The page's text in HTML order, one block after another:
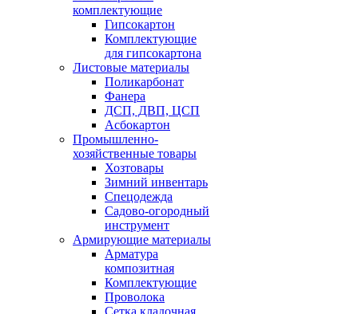
комплектующие
Гипсокартон
Комплектующие
для гипсокартона
Листовые материалы
Поликарбонат
Фанера
ДСП, ДВП, ЦСП
Асбокартон
Промышленно-
хозяйственные товары
Хозтовары
Зимний инвентарь
Спецодежда
Садово-огородный
инструмент
Армирующие материалы
Арматура
композитная
Комплектующие
Проволока
Сетка кладочная